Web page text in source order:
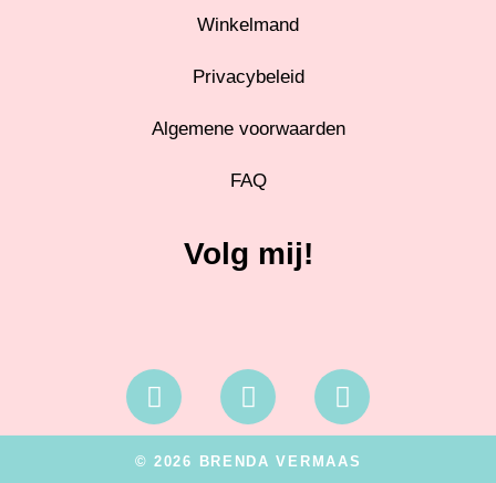
Winkelmand
Privacybeleid
Algemene voorwaarden
FAQ
Volg mij!
© 2026 BRENDA VERMAAS